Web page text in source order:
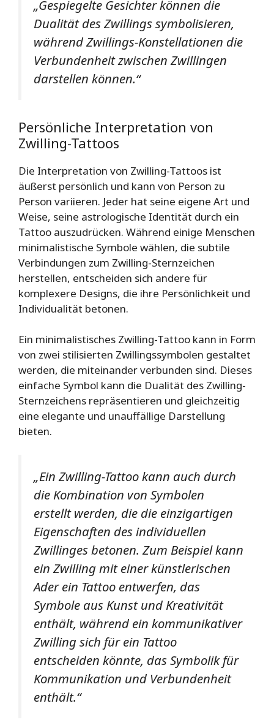
„Gespiegelte Gesichter können die
Dualität des Zwillings symbolisieren,
während Zwillings-Konstellationen die
Verbundenheit zwischen Zwillingen
darstellen können.“
Persönliche Interpretation von
Zwilling-Tattoos
Die Interpretation von Zwilling-Tattoos ist
äußerst persönlich und kann von Person zu
Person variieren. Jeder hat seine eigene Art und
Weise, seine astrologische Identität durch ein
Tattoo auszudrücken. Während einige Menschen
minimalistische Symbole wählen, die subtile
Verbindungen zum Zwilling-Sternzeichen
herstellen, entscheiden sich andere für
komplexere Designs, die ihre Persönlichkeit und
Individualität betonen.
Ein minimalistisches Zwilling-Tattoo kann in Form
von zwei stilisierten Zwillingssymbolen gestaltet
werden, die miteinander verbunden sind. Dieses
einfache Symbol kann die Dualität des Zwilling-
Sternzeichens repräsentieren und gleichzeitig
eine elegante und unauffällige Darstellung
bieten.
„Ein Zwilling-Tattoo kann auch durch
die Kombination von Symbolen
erstellt werden, die die einzigartigen
Eigenschaften des individuellen
Zwillinges betonen. Zum Beispiel kann
ein Zwilling mit einer künstlerischen
Ader ein Tattoo entwerfen, das
Symbole aus Kunst und Kreativität
enthält, während ein kommunikativer
Zwilling sich für ein Tattoo
entscheiden könnte, das Symbolik für
Kommunikation und Verbundenheit
enthält.“